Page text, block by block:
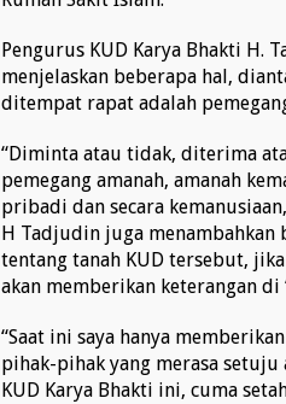
Pengurus KUD Karya Bhakti H.
menjelaskan beberapa hal,
ditempat rapat adalah
“Diminta atau tidak, diterima
pemegang amanah, amanah
pribadi dan secara
H Tadjudin juga menambahkan
tentang tanah KUD tersebut,
akan memberikan keterangan di
“Saat ini saya hanya
pihak-pihak yang merasa
KUD Karya Bhakti ini, cuma